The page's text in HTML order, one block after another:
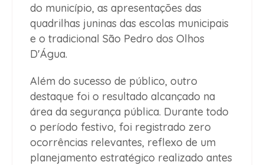
do município, as apresentações das
quadrilhas juninas das escolas municipais
e o tradicional São Pedro dos Olhos
D'Água.
Além do sucesso de público, outro
destaque foi o resultado alcançado na
área da segurança pública. Durante todo
o período festivo, foi registrado zero
ocorrências relevantes, reflexo de um
planejamento estratégico realizado antes